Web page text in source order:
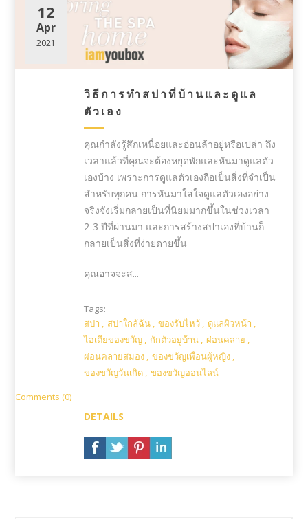
วิธีการทำสปาที่บ้านและดูแล
ตัวเอง
12
Apr
2021
คุณกำลังรู้สึกเหนื่อยและอ่อนล้าอยู่หรือเปล่า ถึง
เวลาแล้วที่คุณจะต้องหยุดพักและหันมาดูแลตัว
เองบ้าง เพราะการดูแลตัวเองถือเป็นสิ่งที่จำเป็น
สำหรับทุกคน การหันมาใส่ใจดูแลตัวเองอย่าง
จริงจังเริ่มกลายเป็นที่นิยมมากขึ้นในช่วงเวลา
2-3 ปีที่ผ่านมา และการสร้างสปาเองที่บ้านก็
กลายเป็นสิ่งที่ง่ายดายขึ้น
คุณอาจจะส...
Tags:
สปา , สปาใกล้ฉัน , ของรับไหว้ , ดูแลผิวหน้า ,
ไอเดียของขวัญ , กักตัวอยู่บ้าน , ผ่อนคลาย ,
ผ่อนคลายสมอง , ของขวัญเพื่อนผู้หญิง ,
ของขวัญวันเกิด , ของขวัญออนไลน์
Comments (0)
DETAILS